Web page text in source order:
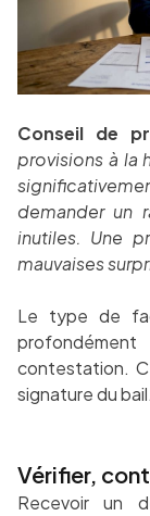
Conseil de
provisions à la
demander un
inutiles. Une
mauvaises
Le type de
contestation.
signature du bail.
Vérifier,
Recevoir un